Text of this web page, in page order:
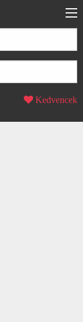
Kedvencek